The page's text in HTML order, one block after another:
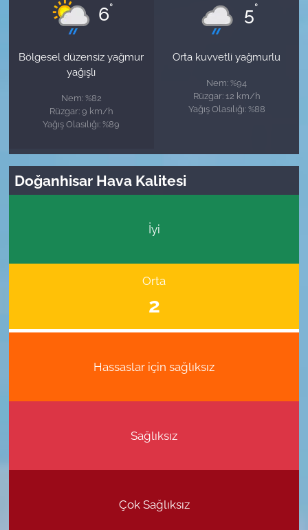
6°
Bölgesel düzensiz yağmur
yağışlı
Nem: %82
Rüzgar: 9 km/h
Yağış Olasılığı: %89
5°
Orta kuvvetli yağmurlu
Nem: %94
Rüzgar: 12 km/h
Yağış Olasılığı: %88
Doğanhisar Hava Kalitesi
İyi
Orta
2
Hassaslar için sağlıksız
Sağlıksız
Çok Sağlıksız